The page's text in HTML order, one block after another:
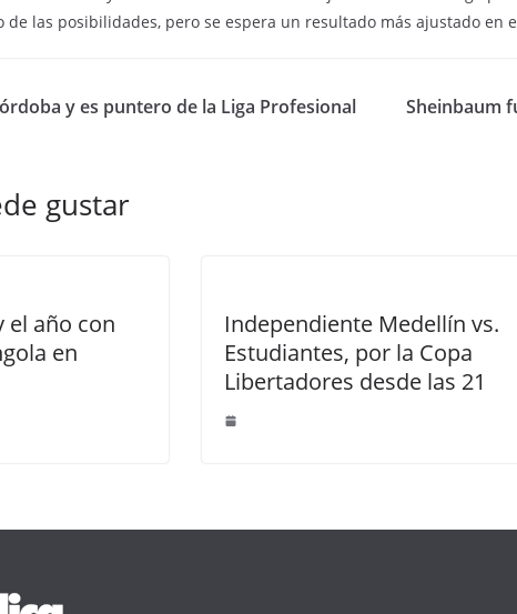
las posibilidades, pero se espera un resultado más ajustado en
y es puntero de la Liga Profesional
Sheinbaum
gustar
el año con
en
Independiente Medellín vs.
Estudiantes, por la Copa
Libertadores desde las 21